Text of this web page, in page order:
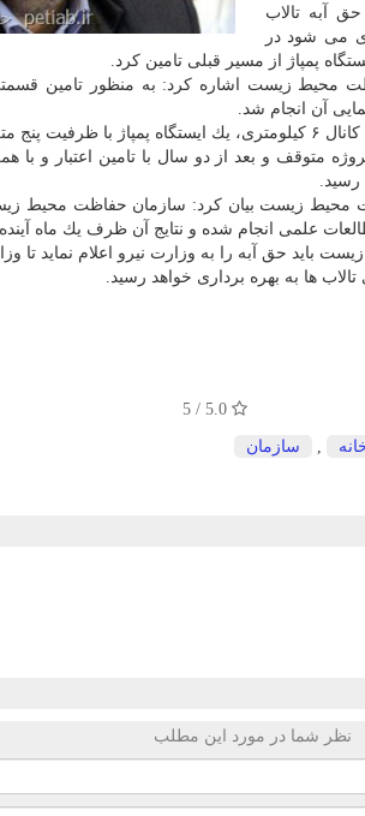
آبه تالاب
می شود در
پمپاژ از مسیر قبلی تامین كرد.
محیط زیست اشاره كرد: به منظور تامین
آن انجام شد.
بینی شد.
رسید.
محیط زیست بیان كرد: سازمان حفاظت محیط
مطالعات علمی انجام شده و نتایج آن ظرف یك ماه
باید حق آبه را به وزارت نیرو اعلام نماید تا
ها به بهره برداری خواهد رسید.
5.0 / 5
سازمان
نظر شما در مورد این مطلب